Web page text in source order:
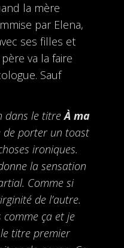
la mère
par Elena,
ses filles et
va la faire
Sauf
dans le titreÀ ma
porter un toast
ironiques.
la sensation
Comme si
de l’autre.
comme ça et je
titre premier